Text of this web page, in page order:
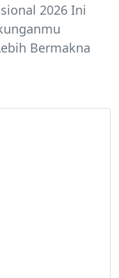
2026 Ini
Bermakna